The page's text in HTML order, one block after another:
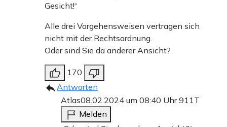
Gesicht!“
Alle drei Vorgehensweisen vertragen sich
nicht mit der Rechtsordnung.
Oder sind Sie da anderer Ansicht?
170
Antworten
Atlas08.02.2024 um 08:40 Uhr911T
Melden